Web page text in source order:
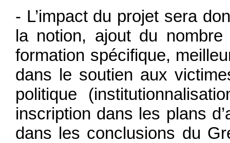
- L’impact du projet sera
la notion, ajout du
formation spécifique,
dans le soutien aux
politique
inscription dans les plans
dans les conclusions du